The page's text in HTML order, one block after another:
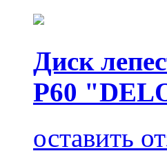
Диск
P60
оставить